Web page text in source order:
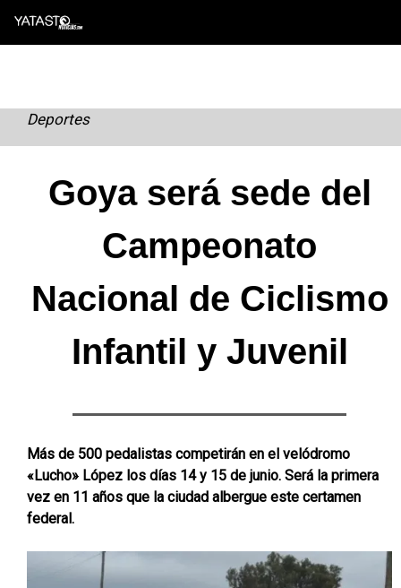
Skip
Deportes
Goya será sede del
Campeonato
Nacional de Ciclismo
Infantil y Juvenil
Más de 500 pedalistas competirán en el velódromo
«Lucho» López los días 14 y 15 de junio. Será la primera
vez en 11 años que la ciudad albergue este certamen
federal.